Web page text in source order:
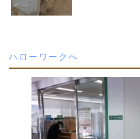
ハローワークへ